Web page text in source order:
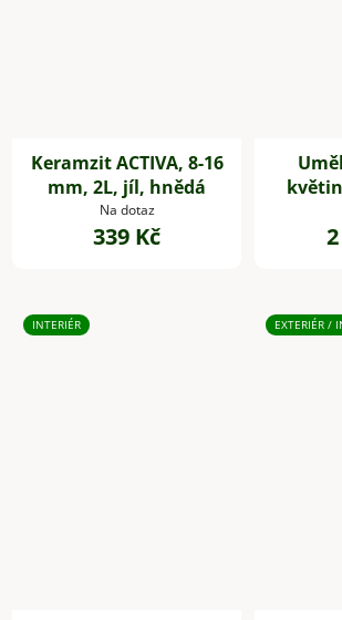
Keramzit ACTIVA, 8-16
mm, 2L, jíl, hnědá
Na dotaz
339 Kč
INTERIÉR EXTERIÉR /